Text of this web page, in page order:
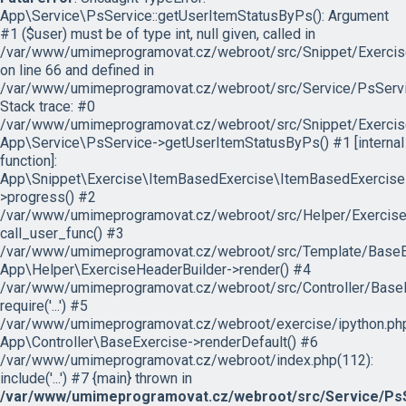
App\Service\PsService::getUserItemStatusByPs(): Argument
#1 ($user) must be of type int, null given, called in
/var/www/umimeprogramovat.cz/webroot/src/Snippet/
on line 66 and defined in
/var/www/umimeprogramovat.cz/webroot/src/Service/
Stack trace: #0
/var/www/umimeprogramovat.cz/webroot/src/Snippet/
App\Service\PsService->getUserItemStatusByPs() #1 [internal
function]:
>progress() #2
/var/www/umimeprogramovat.cz/webroot/src/Helper/
call_user_func() #3
/var/www/umimeprogramovat.cz/webroot/src/Template/
App\Helper\ExerciseHeaderBuilder->render() #4
/var/www/umimeprogramovat.cz/webroot/src/Controller/
require('...') #5
/var/www/umimeprogramovat.cz/webroot/exercise/
App\Controller\BaseExercise->renderDefault() #6
/var/www/umimeprogramovat.cz/webroot/index.php(112):
include('...') #7 {main} thrown in
/var/www/umimeprogramovat.cz/webroot/src/Service/